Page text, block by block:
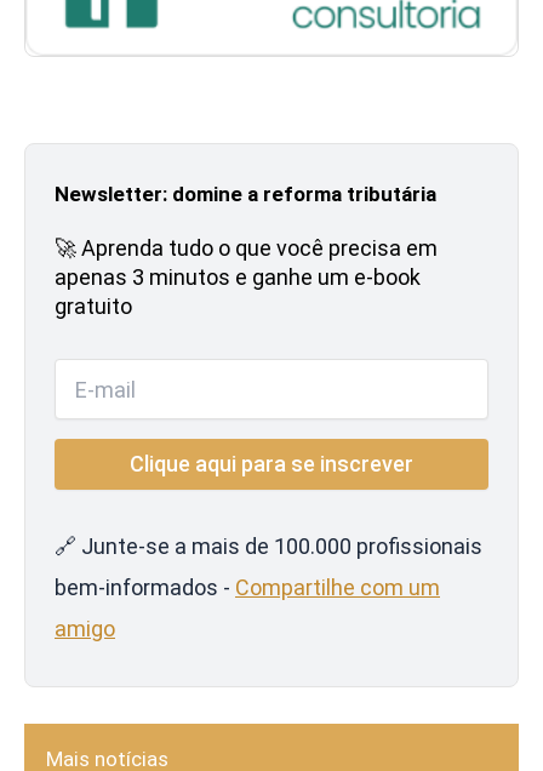
Newsletter: domine a reforma tributária
🚀 Aprenda tudo o que você precisa em
apenas 3 minutos e ganhe um e-book
gratuito
🔗 Junte-se a mais de 100.000 profissionais
bem-informados - Compartilhe com um
amigo
Mais notícias